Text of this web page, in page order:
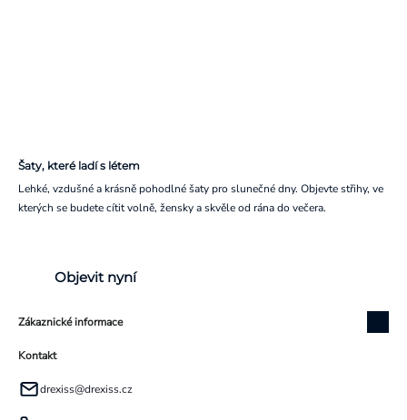
Šaty, které ladí s létem
Lehké, vzdušné a krásně pohodlné šaty pro slunečné dny. Objevte střihy, ve
kterých se budete cítit volně, žensky a skvěle od rána do večera.
Objevit nyní
Zákaznické informace
Kontakt
drexiss@drexiss.cz